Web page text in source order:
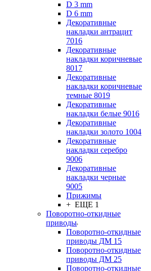
D 3 mm
D 6 mm
Декоративные
накладки антрацит
7016
Декоративные
накладки коричневые
8017
Декоративные
накладки коричневые
темные 8019
Декоративные
накладки белые 9016
Декоративные
накладки золото 1004
Декоративные
накладки серебро
9006
Декоративные
накладки черные
9005
Прижимы
+ ЕЩЕ 1
Поворотно-откидные
приводы
Поворотно-откидные
приводы ДМ 15
Поворотно-откидные
приводы ДМ 25
Поворотно-откидные